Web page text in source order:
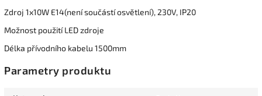
Zdroj 1x10W E14(není součástí osvětlení), 230V, IP20
Možnost použití LED zdroje
Délka přívodního kabelu 1500mm
Parametry produktu